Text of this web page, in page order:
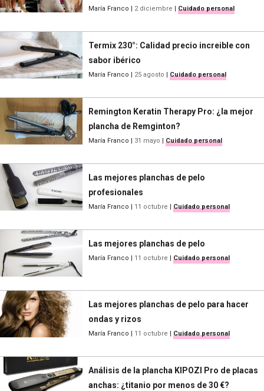
María Franco 2 diciembre Cuidado personal
Termix 230°: Calidad precio increible con
sabor ibérico
María Franco 25 agosto Cuidado personal
Remington Keratin Therapy Pro: ¿la mejor
plancha de Remginton?
María Franco 31 mayo Cuidado personal
Las mejores planchas de pelo
profesionales
María Franco 11 octubre Cuidado personal
Las mejores planchas de pelo
María Franco 11 octubre Cuidado personal
Las mejores planchas de pelo para hacer
ondas y rizos
María Franco 11 octubre Cuidado personal
Análisis de la plancha KIPOZI Pro de placas
anchas: ¿titanio por menos de 30 €?